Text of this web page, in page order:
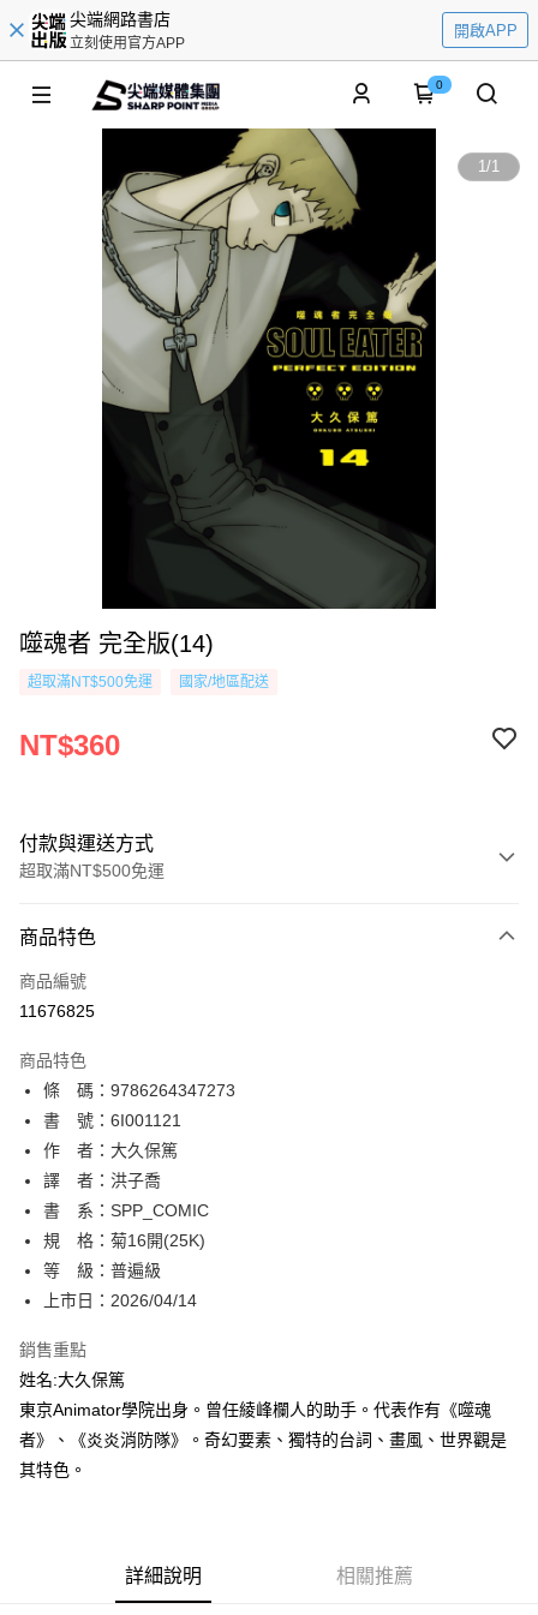
尖端網路書店
立刻使用官方APP
開啟APP
0
1/1
噬魂者 完全版(14)
超取滿NT$500免運 國家/地區配送
NT$360
付款與運送方式
超取滿NT$500免運
信用卡一次付款
超商取貨付款
相關說明
【關於「AFTEE先享後付」】
AFTEE先享後付是「在收到商品之後才付款」的支付方式。 讓您購物簡單
便利好安心！
１．簡單：不需註冊會員、不需綁卡、不需儲值。
２．便利：只要手機號碼，簡訊認證，即可結帳。
３．安心：先確認商品／服務後，再付款。
【「AFTEE先享後付」結帳流程】
１．於結帳方式選擇「AFTEE先享後付」後，將跳轉至「AFTEE先享後付」
結帳頁面，進行簡訊認證並確認金額後，即可完成結帳。
２．訂單成立數日內，您將收到繳費通知簡訊。
ATM／網路銀行／等多元方式進行付款，方視為交易完成。
※ 請注意：結帳手續完成當下不需立刻繳費，但若您需要取消訂單，請聯絡
購買商品的店家。未經商家同意取消之訂單仍視為有效，需透過AFTEE先享
後付繳納相關費用。
※ 交易是否成功請以「AFTEE先享後付 」之結帳頁面顯示為準，若有關於
是否繳費成功／繳費後需取消欲退款等相關疑問，請聯繫「AFTEE先享後付
易，需依本服務之必要範圍內提供個人資料，並將交易相關給付款項請求債
ATM付款
運送方式
全家取貨付款
每筆NT$80，滿NT$500(含以上)免運費
付款後全家取貨
每筆NT$80，滿NT$500(含以上)免運費
付款後萊爾富取貨
每筆NT$80，滿NT$500(含以上)免運費
付款後7-11取貨
商品特色
商品編號
11676825
商品特色
條 碼：9786264347273
書 號：6I001121
作 者：大久保篤
譯 者：洪子喬
書 系：SPP_COMIC
規 格：菊16開(25K)
等 級：普遍級
上市日：2026/04/14
銷售重點
姓名:大久保篤
東京Animator學院出身。曾任綾峰欄人的助手。代表作有《噬魂
者》、《炎炎消防隊》。奇幻要素、獨特的台詞、畫風、世界觀是
其特色。
詳細說明 相關推薦